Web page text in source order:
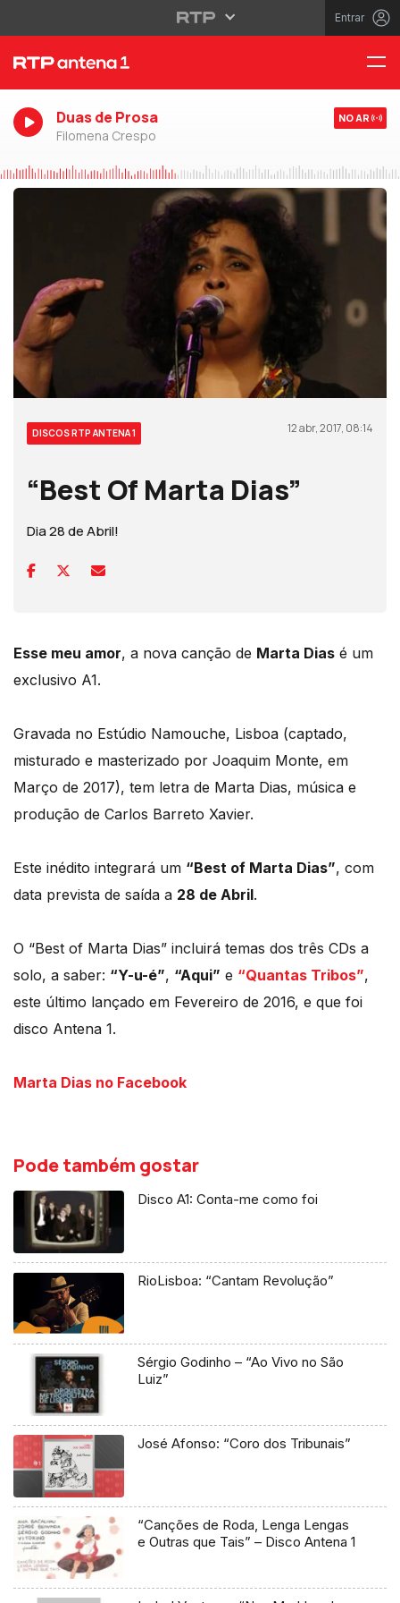
Entrar
Duas de Prosa
Filomena Crespo
NO AR
DISCOS RTP ANTENA 1 12 abr, 2017, 08:14
“Best Of Marta Dias”
Dia 28 de Abril!
Esse meu amor, a nova canção de Marta Dias é um
exclusivo A1.
Gravada no Estúdio Namouche, Lisboa (captado,
misturado e masterizado por Joaquim Monte, em
Março de 2017), tem letra de Marta Dias, música e
produção de Carlos Barreto Xavier.
Este inédito integrará um “Best of Marta Dias”, com
data prevista de saída a 28 de Abril.
O “Best of Marta Dias” incluirá temas dos três CDs a
solo, a saber: “Y-u-é”, “Aqui” e “Quantas Tribos”,
este último lançado em Fevereiro de 2016, e que foi
disco Antena 1.
Marta Dias no Facebook
Pode também gostar
Disco A1: Conta-me como foi
RioLisboa: “Cantam Revolução”
Sérgio Godinho – “Ao Vivo no São
Luiz”
José Afonso: “Coro dos Tribunais”
“Canções de Roda, Lenga Lengas
e Outras que Tais” – Disco Antena 1